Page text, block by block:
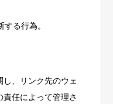
る行為。
、リンク先のウェ
任によって管理さ